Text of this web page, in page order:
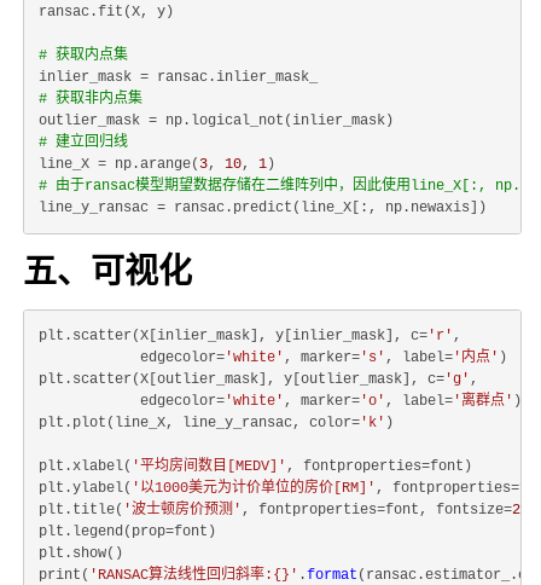
ransac.fit(X, y)
# 获取内点集
# 获取非内点集
# 建立回归线
line_X = np.arange( 3, 10, 1
# 由于ransac模型期望数据存储在二维阵列中，因此使用line_X[:,
五、可视化
plt.scatter(X[inlier_mask], y[inlier_mask], c= 'r' ,
            edgecolor=
'white' , marker= 's' , label= '内点' )
plt.scatter(X[outlier_mask], y[outlier_mask], c= 'g' ,
            edgecolor=
'white' , marker= 'o' , label= '离群点' )
plt.plot(line_X, line_y_ransac, color= 'k' )
plt.xlabel( '平均房间数目[MEDV]' , fontproperties=font)
plt.ylabel( '以1000美元为计价单位的房价[RM]' ,
plt.title( '波士顿房价预测' , fontproperties=font, fontsize=20
plt.legend(prop=font)
plt.show()
print( 'RANSAC算法线性回归斜率:{}' .format